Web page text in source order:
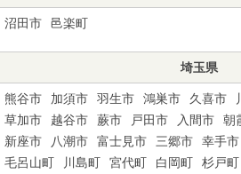
沼田市 邑楽町
埼玉県
熊谷市 加須市 羽生市 鴻巣市 久喜市
草加市
越谷市 蕨市 戸田市 入間市 朝
新座市
八潮市 富士見市 三郷市 幸手市
毛呂山町
川島町 宮代町 白岡町 杉戸町